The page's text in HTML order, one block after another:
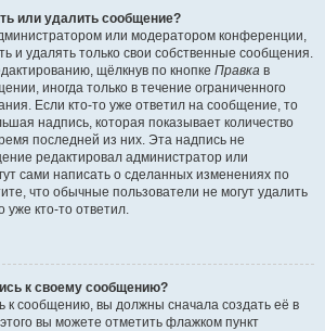
или удалить сообщение?
или модератором конференции,
и удалять только свои собственные сообщения.
щёлкнув по кнопке Правка в
иногда только в течение ограниченного
Если кто-то уже ответил на сообщение, то
надпись, которая показывает количество
последней из них. Эта надпись не
редактировал администратор или
сами написать о сделанных изменениях по
что обычные пользователи не могут удалить
уже кто-то ответил.
к своему сообщению?
к сообщению, вы должны сначала создать её в
вы можете отметить флажком пункт